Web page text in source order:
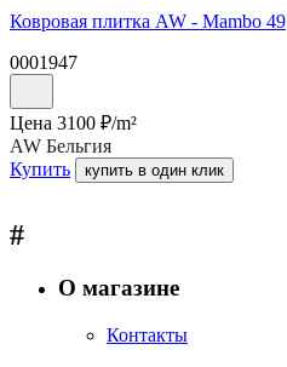
Ковровая плитка AW - Mambo 49
0001947
Цена 3100 ₽/m²
AW Бельгия
Купить
купить в один клик
#
О магазине
Контакты